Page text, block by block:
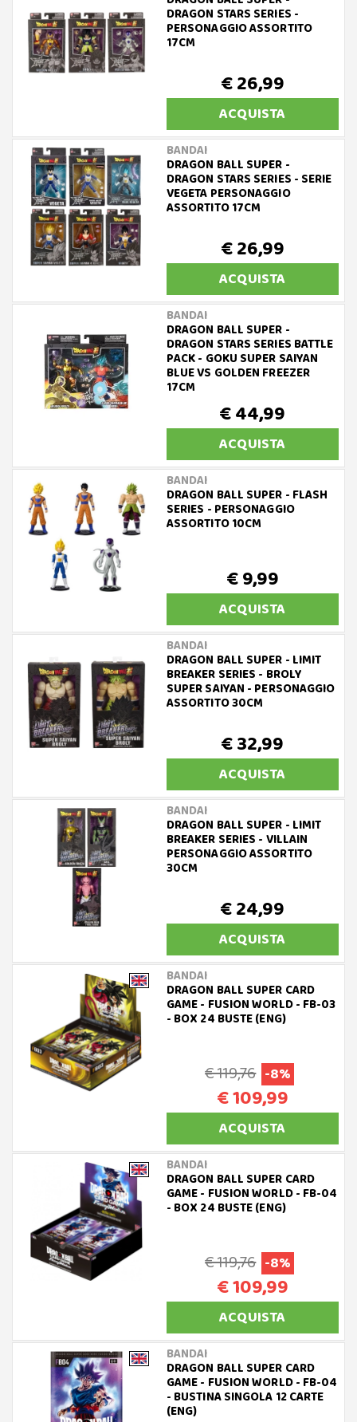
DRAGON STARS SERIES -
PERSONAGGIO ASSORTITO
17CM
€ 26,99
ACQUISTA
BANDAI
DRAGON BALL SUPER -
DRAGON STARS SERIES - SERIE
VEGETA PERSONAGGIO
ASSORTITO 17CM
€ 26,99
ACQUISTA
BANDAI
DRAGON BALL SUPER -
DRAGON STARS SERIES BATTLE
PACK - GOKU SUPER SAIYAN
BLUE VS GOLDEN FREEZER
17CM
€ 44,99
ACQUISTA
BANDAI
DRAGON BALL SUPER - FLASH
SERIES - PERSONAGGIO
ASSORTITO 10CM
€ 9,99
ACQUISTA
BANDAI
DRAGON BALL SUPER - LIMIT
BREAKER SERIES - BROLY
SUPER SAIYAN - PERSONAGGIO
ASSORTITO 30CM
€ 32,99
ACQUISTA
BANDAI
DRAGON BALL SUPER - LIMIT
BREAKER SERIES - VILLAIN
PERSONAGGIO ASSORTITO
30CM
€ 24,99
ACQUISTA
BANDAI
DRAGON BALL SUPER CARD
GAME - FUSION WORLD - FB-03
- BOX 24 BUSTE (ENG)
€ 119,76 -8%
€ 109,99
ACQUISTA
BANDAI
DRAGON BALL SUPER CARD
GAME - FUSION WORLD - FB-04
- BOX 24 BUSTE (ENG)
€ 119,76 -8%
€ 109,99
ACQUISTA
BANDAI
DRAGON BALL SUPER CARD
GAME - FUSION WORLD - FB-04
- BUSTINA SINGOLA 12 CARTE
(ENG)